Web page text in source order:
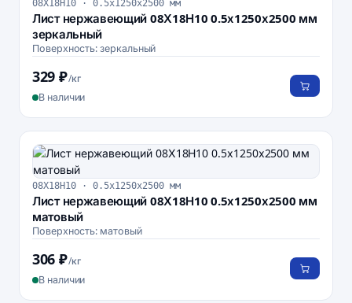
08Х18Н10 · 0.5х1250х2500 мм
Лист нержавеющий 08Х18Н10 0.5х1250х2500 мм
зеркальный
Поверхность: зеркальный
329 ₽/кг
В наличии
08Х18Н10 · 0.5х1250х2500 мм
Лист нержавеющий 08Х18Н10 0.5х1250х2500 мм
матовый
Поверхность: матовый
306 ₽/кг
В наличии